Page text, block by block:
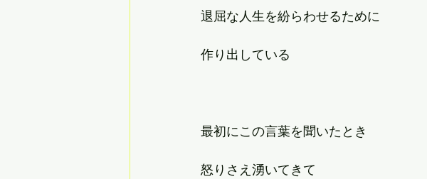
退屈な人生を紛らわせるために
作り出している
最初にこの言葉を聞いたとき
怒りさえ湧いてきて